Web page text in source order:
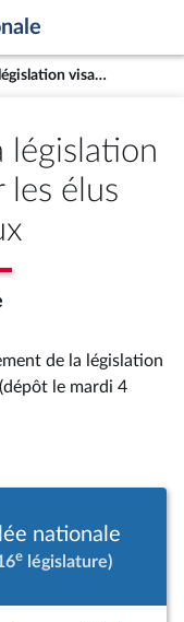
Renforcement de la législation visant à protéger les élus municipaux
législation
les élus
de la législation
le mardi 4
nationale
e législature)